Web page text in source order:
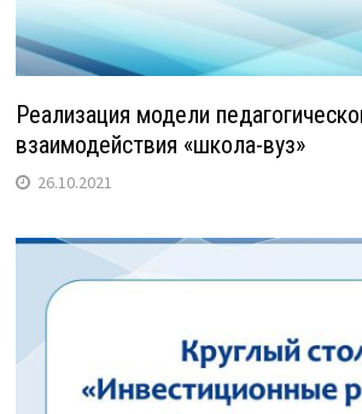
Реализация модели
взаимодействия «школа-вуз»
26.10.2021